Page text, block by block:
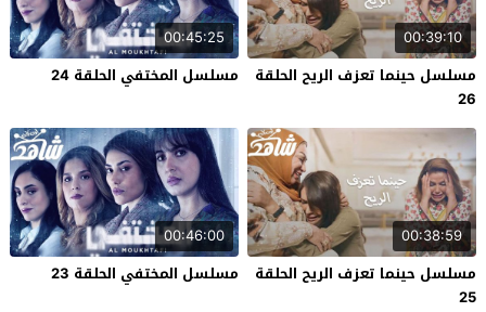
00:39:10
مسلسل حينما تعزف الريح الحلقة
26
00:45:25
مسلسل المختفي الحلقة 24
00:38:59
مسلسل حينما تعزف الريح الحلقة
25
00:46:00
مسلسل المختفي الحلقة 23